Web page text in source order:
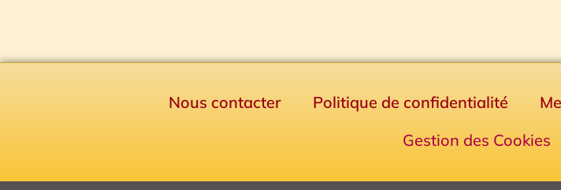
Nous contacter Politique de confidentialité
Gestion des Cookies